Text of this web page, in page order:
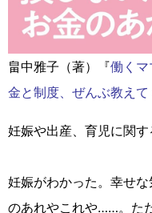
畠中雅子（著）『働く
金と制度、ぜんぶ教えて
妊娠や出産、育児に関
妊娠がわかった。幸せ
のあれやこれや……。た